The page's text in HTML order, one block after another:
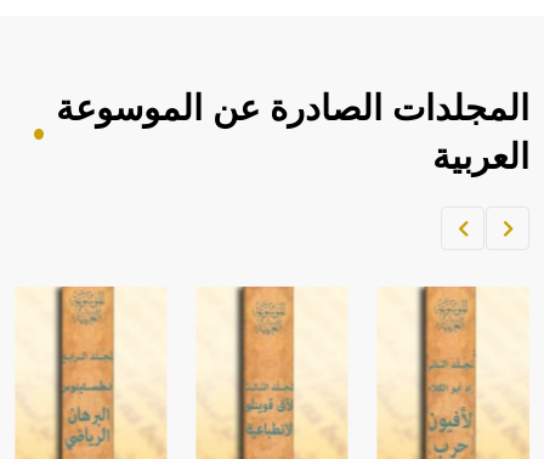
المجلدات الصادرة عن الموسوعة
العربية